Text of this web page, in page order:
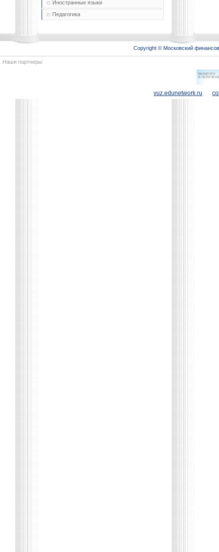
Иностранные языки
Педагогика
Copyright © Московский
Наши партнеры:
vuz.edunetwork.ru